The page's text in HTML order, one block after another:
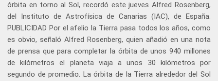
órbita en torno al Sol, recordó este jueves Alfred Rosenberg,
del Instituto de Astrofísica de Canarias (IAC), de España.
PUBLICIDAD Por el afelio la Tierra pasa todos los años, como
es obvio, señaló Alfred Rosenberg, quien añadió en una nota
de prensa que para completar la órbita de unos 940 millones
de kilómetros el planeta viaja a unos 30 kilómetros por
segundo de promedio. La órbita de la Tierra alrededor del Sol